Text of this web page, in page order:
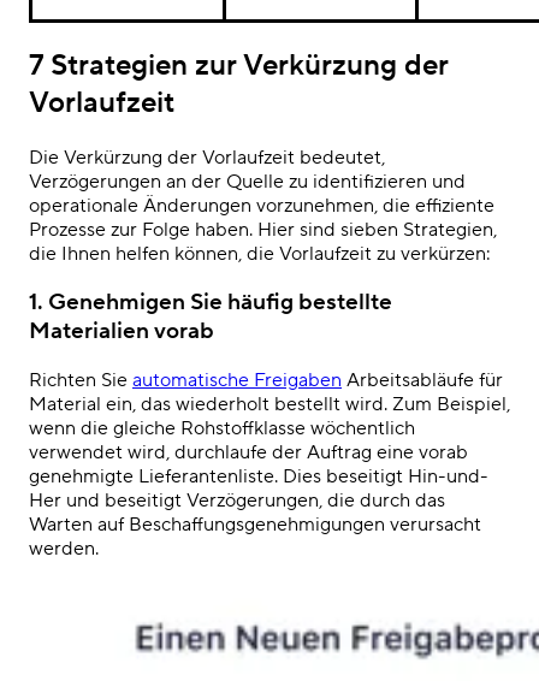
7 Strategien zur Verkürzung der
Vorlaufzeit
Die Verkürzung der Vorlaufzeit bedeutet,
Verzögerungen an der Quelle zu identifizieren und
operationale Änderungen vorzunehmen, die effiziente
Prozesse zur Folge haben. Hier sind sieben Strategien,
die Ihnen helfen können, die Vorlaufzeit zu verkürzen:
1. Genehmigen Sie häufig bestellte
Materialien vorab
Richten Sie automatische Freigaben Arbeitsabläufe für
Material ein, das wiederholt bestellt wird. Zum Beispiel,
wenn die gleiche Rohstoffklasse wöchentlich
verwendet wird, durchlaufe der Auftrag eine vorab
genehmigte Lieferantenliste. Dies beseitigt Hin-und-
Her und beseitigt Verzögerungen, die durch das
Warten auf Beschaffungsgenehmigungen verursacht
werden.